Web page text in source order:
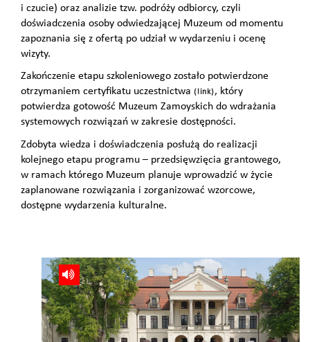
i czucie) oraz analizie tzw. podróży odbiorcy, czyli
doświadczenia osoby odwiedzającej Muzeum od momentu
zapoznania się z ofertą po udział w wydarzeniu i ocenę
wizyty.
Zakończenie etapu szkoleniowego zostało potwierdzone
otrzymaniem certyfikatu uczestnictwa ( link), który
potwierdza gotowość Muzeum Zamoyskich do wdrażania
systemowych rozwiązań w zakresie dostępności.
Zdobyta wiedza i doświadczenia posłużą do realizacji
kolejnego etapu programu – przedsięwzięcia grantowego,
w ramach którego Muzeum planuje wprowadzić w życie
zaplanowane rozwiązania i zorganizować wzorcowe,
dostępne wydarzenia kulturalne.